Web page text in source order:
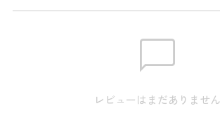
レビューはまだありません